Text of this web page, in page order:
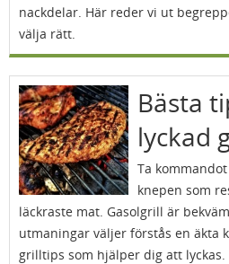
nackdelar. Här reder vi ut
välja rätt.
Bästa
lyckad
Ta
knepen som
läckraste mat. Gasolgrill är
utmaningar väljer förstås en äkta
grilltips som hjälper dig att lyckas.